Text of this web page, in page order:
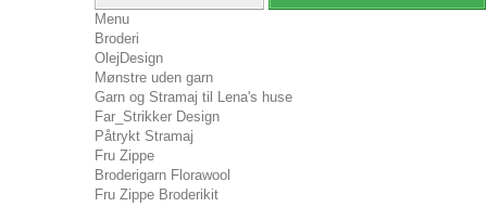
Menu
Broderi
OlejDesign
Mønstre uden garn
Garn og Stramaj til Lena's huse
Far_Strikker Design
Påtrykt Stramaj
Fru Zippe
Broderigarn Florawool
Fru Zippe Broderikit